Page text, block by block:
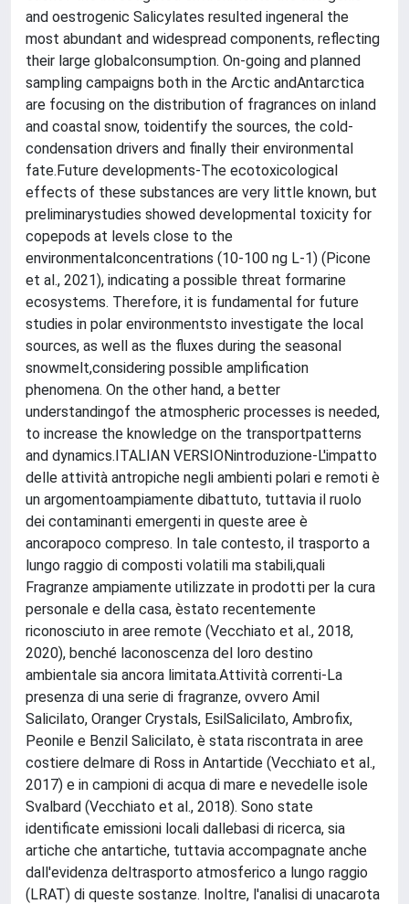
and oestrogenic Salicylates resulted ingeneral the
most abundant and widespread components, reflecting
their large globalconsumption. On-going and planned
sampling campaigns both in the Arctic andAntarctica
are focusing on the distribution of fragrances on inland
and coastal snow, toidentify the sources, the cold-
condensation drivers and finally their environmental
fate.Future developments-The ecotoxicological
effects of these substances are very little known, but
preliminarystudies showed developmental toxicity for
copepods at levels close to the
environmentalconcentrations (10-100 ng L-1) (Picone
et al., 2021), indicating a possible threat formarine
ecosystems. Therefore, it is fundamental for future
studies in polar environmentsto investigate the local
sources, as well as the fluxes during the seasonal
snowmelt,considering possible amplification
phenomena. On the other hand, a better
understandingof the atmospheric processes is needed,
to increase the knowledge on the transportpatterns
and dynamics.ITALIAN VERSIONintroduzione-L'impatto
delle attività antropiche negli ambienti polari e remoti è
un argomentoampiamente dibattuto, tuttavia il ruolo
dei contaminanti emergenti in queste aree è
ancorapoco compreso. In tale contesto, il trasporto a
lungo raggio di composti volatili ma stabili,quali
Fragranze ampiamente utilizzate in prodotti per la cura
personale e della casa, èstato recentemente
riconosciuto in aree remote (Vecchiato et al., 2018,
2020), benché laconoscenza del loro destino
ambientale sia ancora limitata.Attività correnti-La
presenza di una serie di fragranze, ovvero Amil
Salicilato, Oranger Crystals, EsilSalicilato, Ambrofix,
Peonile e Benzil Salicilato, è stata riscontrata in aree
costiere delmare di Ross in Antartide (Vecchiato et al.,
2017) e in campioni di acqua di mare e nevedelle isole
Svalbard (Vecchiato et al., 2018). Sono state
identificate emissioni locali dallebasi di ricerca, sia
artiche che antartiche, tuttavia accompagnate anche
dall'evidenza deltrasporto atmosferico a lungo raggio
(LRAT) di queste sostanze. Inoltre, l'analisi di unacarota